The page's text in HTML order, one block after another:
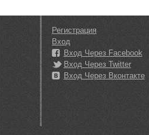
Регистрация
Вход
Вход Через Facebook
Вход Через Twitter
Вход Через Вконтакте